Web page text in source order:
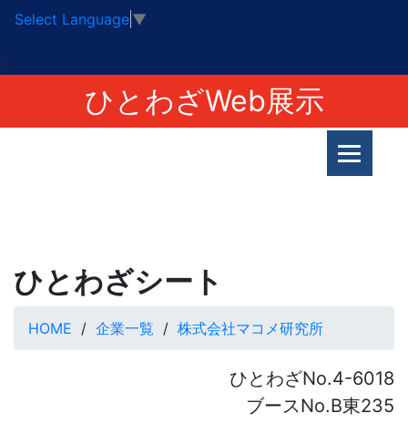
Select Language ▼
>
ひとわざWeb展示
ひとわざシート
HOME 企業一覧 株式会社マコメ研究所
ひとわざNo.4-6018
ブースNo.B東235